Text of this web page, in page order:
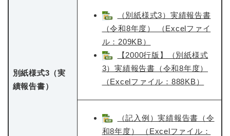
別紙様式3（実
績報告書）
（別紙様式3）実績報告書
（令和8年度） （Excelファイ
ル：209KB）
【2000行版】（別紙様式
3）実績報告書（令和8年度）
（Excelファイル：888KB）
（記入例）実績報告書（令
和8年度） （Excelファイル：